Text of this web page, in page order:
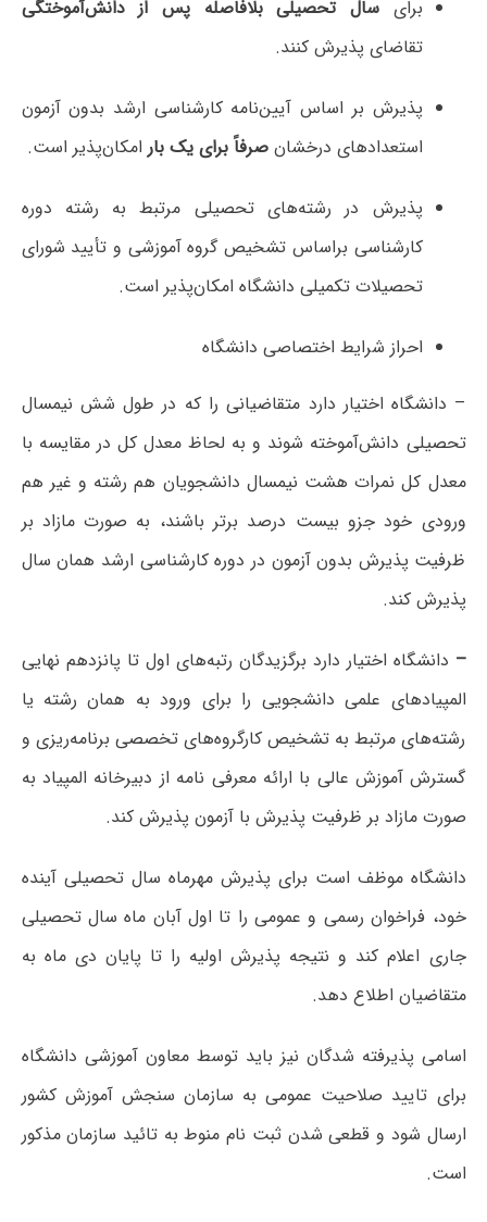
برایسال تحصیلی بلافاصله پس از دانش‌آموختگی
تقاضای پذیرش کنند.
پذیرش بر اساس آیین‌نامه کارشناسی ارشد بدون آزمون
استعدادهای درخشانصرفاً برای یک بارامکان‌پذیر است.
پذیرش در رشته‌های تحصیلی مرتبط به رشته دوره
کارشناسی براساس تشخیص گروه آموزشی و تأیید شورای
تحصیلات تکمیلی دانشگاه امکان‌پذیر است.
احراز شرایط اختصاصی دانشگاه
– دانشگاه اختیار دارد متقاضیانی را که در طول شش نیمسال
تحصیلی دانش‌آموخته شوند و به لحاظ معدل کل در مقایسه با
معدل کل نمرات هشت نیمسال دانشجویان هم رشته و غیر هم
ورودی خود جزو بیست درصد برتر باشند، به صورت مازاد بر
ظرفیت پذیرش بدون آزمون در دوره کارشناسی ارشد همان سال
پذیرش کند.
– دانشگاه اختیار دارد برگزیدگان رتبه‌های اول تا پانزدهم نهایی
المپیادهای علمی دانشجویی را برای ورود به همان رشته یا
رشته‌های مرتبط به تشخیص کارگروه‌های تخصصی برنامه‌ریزی و
گسترش آموزش عالی با ارائه معرفی نامه از دبیرخانه المپیاد به
صورت مازاد بر ظرفیت پذیرش با آزمون پذیرش کند.
دانشگاه موظف است برای پذیرش مهرماه سال تحصیلی آینده
خود، فراخوان رسمی و عمومی را تا اول آبان ماه سال تحصیلی
جاری اعلام کند و نتیجه پذیرش اولیه را تا پایان دی ماه به
متقاضیان اطلاع دهد.
اسامی پذیرفته شدگان نیز باید توسط معاون آموزشی دانشگاه
برای تایید صلاحیت عمومی به سازمان سنجش آموزش کشور
ارسال شود و قطعی شدن ثبت نام منوط به تائید سازمان مذکور
است.